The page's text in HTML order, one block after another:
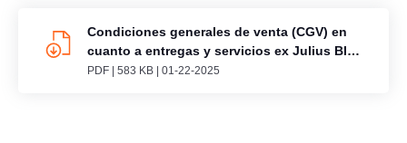
Condiciones generales de venta (CGV) en
cuanto a entregas y servicios ex Julius Blum
GmbH, Austria
PDF 583 KB 01-22-2025